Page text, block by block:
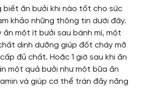
biết ăn bưởi khi nào tốt cho sức
khảo những thông tin dưới đây.
ăn một ít bưởi sau bánh mì, một
dinh dưỡng giúp đốt cháy mỡ
đủ chất. Hoặc 1 giờ sau khi ăn
một quả bưởi như một bữa ăn
và giúp cơ thể tràn đầy năng